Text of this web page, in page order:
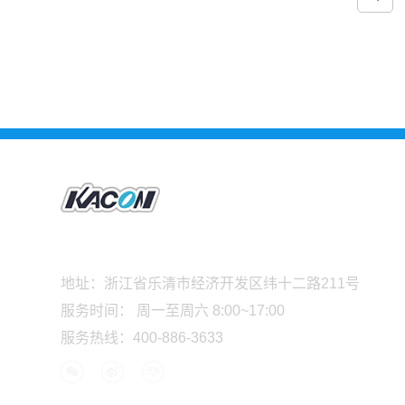
地址：浙江省乐清市经济开发区纬十二路211号
服务时间： 周一至周六 8:00~17:00
服务热线：400-886-3633